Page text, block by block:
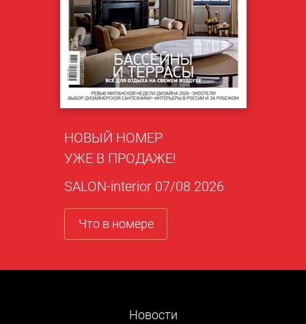
НОВЫЙ НОМЕР
УЖЕ В ПРОДАЖЕ!
SALON-interior 07/08 2026
Что в номере
Новости